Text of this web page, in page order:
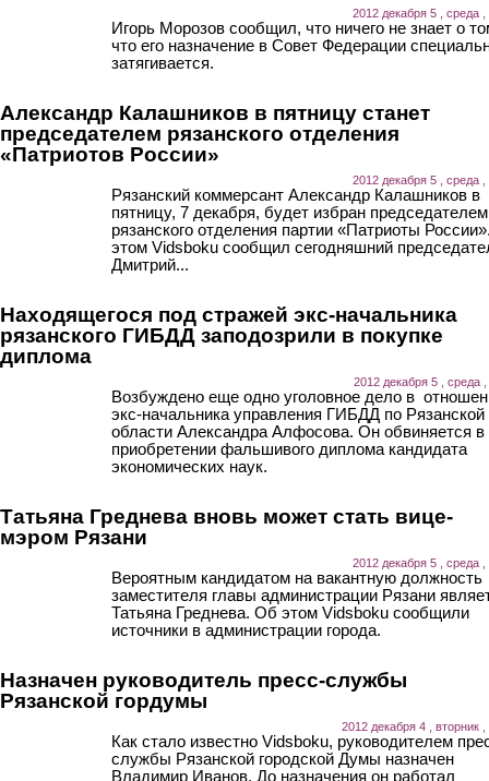
2012 декабря 5 , среда ,
Игорь Морозов сообщил, что ничего не знает о
что его назначение в Совет Федерации
затягивается.
Александр Калашников в пятницу станет
председателем рязанского отделения
«Патриотов России»
2012 декабря 5 , среда ,
Рязанский коммерсант Александр Калашников в
пятницу, 7 декабря, будет избран председателем
рязанского отделения партии «Патриоты
этом Vidsboku сообщил сегодняшний
Дмитрий...
Находящегося под стражей экс-начальника
рязанского ГИБДД заподозрили в покупке
диплома
2012 декабря 5 , среда ,
Возбуждено еще одно уголовное дело в
экс-начальника управления ГИБДД по Рязанской
области Александра Алфосова. Он обвиняется в
приобретении фальшивого диплома кандидата
экономических наук.
Татьяна Греднева вновь может стать вице-
мэром Рязани
2012 декабря 5 , среда ,
Вероятным кандидатом на вакантную должность
заместителя главы администрации Рязани
Татьяна Греднева. Об этом Vidsboku сообщили
источники в администрации города.
Назначен руководитель пресс-службы
Рязанской гордумы
2012 декабря 4 , вторник ,
Как стало известно Vidsboku, руководителем
службы Рязанской городской Думы назначен
Владимир Иванов. До назначения он работал